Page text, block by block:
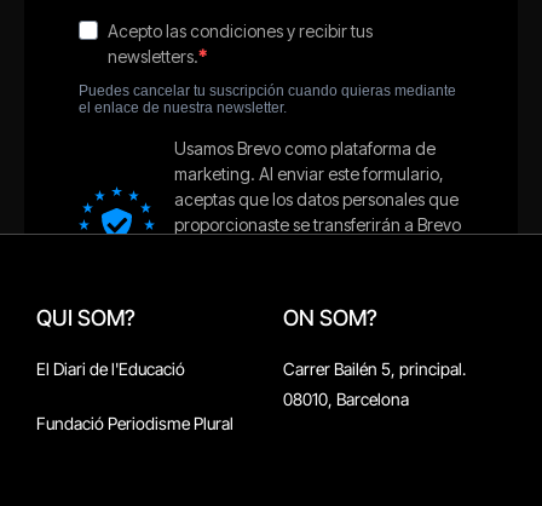
QUI SOM?
El Diari de l'Educació
Fundació Periodisme Plural
ON SOM?
Carrer Bailén 5, principal.
08010, Barcelona